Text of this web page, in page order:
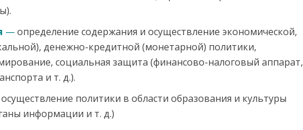
—определение содержания и осуществление экономической,
денежно-кредитной (монетарной) политики,
социальная защита (финансово-налоговый аппарат,
и т. д.).
политики в области образования и культуры
информации и т. д.)